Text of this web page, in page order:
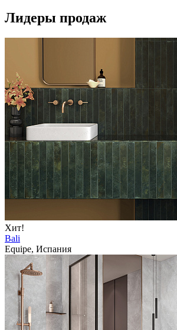
Лидеры продаж
Хит!
Bali
Equipe, Испания